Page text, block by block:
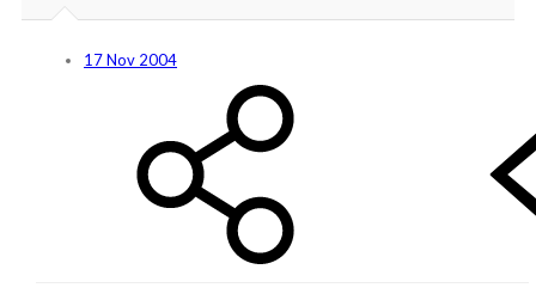
17 Nov 2004